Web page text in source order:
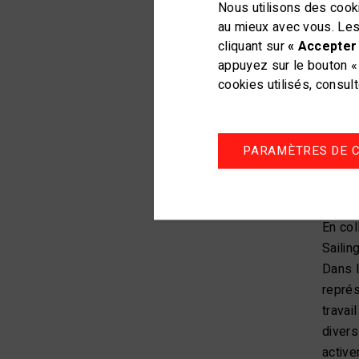
le
En
Dans
Nous utilisons des
au mieux avec vous.
cliquant sur«
appuyez sur le bouton
cookies utilisés,
PARAMÈTRES DE